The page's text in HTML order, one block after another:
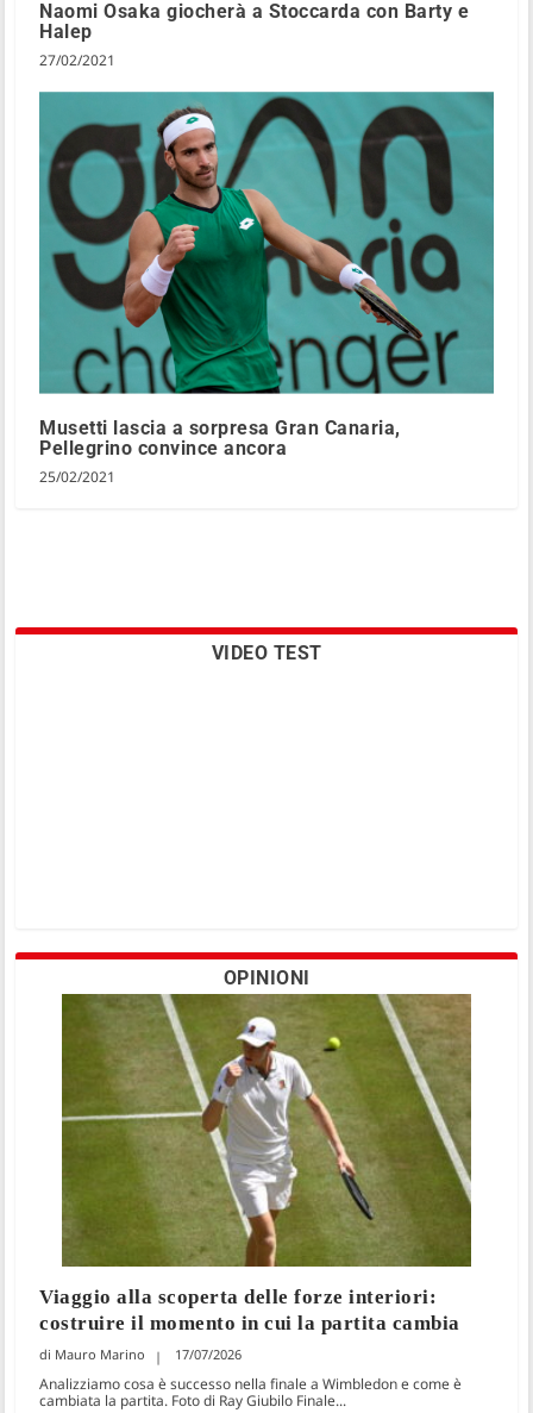
Naomi Osaka giocherà a Stoccarda con Barty e
Halep
27/02/2021
Musetti lascia a sorpresa Gran Canaria,
Pellegrino convince ancora
25/02/2021
VIDEO TEST
OPINIONI
Viaggio alla scoperta delle forze interiori:
costruire il momento in cui la partita cambia
Mauro Marino 17/07/2026
Analizziamo cosa è successo nella finale a Wimbledon e come è
cambiata la partita. Foto di Ray Giubilo Finale...